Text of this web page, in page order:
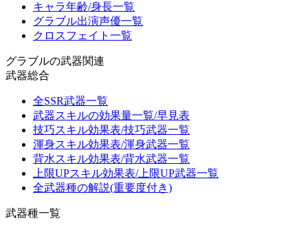
キャラ年齢/身長一覧
グラブル出演声優一覧
クロスフェイト一覧
グラブルの武器関連
武器総合
全SSR武器一覧
武器スキルの効果量一覧/早見表
技巧スキル効果表/技巧武器一覧
渾身スキル効果表/渾身武器一覧
背水スキル効果表/背水武器一覧
上限UPスキル効果表/上限UP武器一覧
全武器種の解説(重要度付き)
武器種一覧